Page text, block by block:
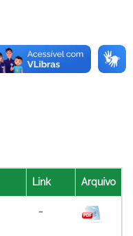
Link Arquivo